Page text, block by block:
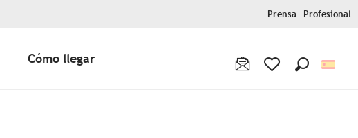
Prensa Profesional
Cómo llegar